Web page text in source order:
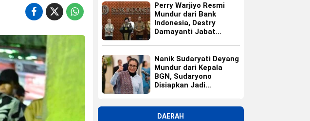
Perry Warjiyo Resmi
Mundur dari Bank
Indonesia, Destry
Damayanti Jabat
Nanik Sudaryati Deyang
Mundur dari Kepala
BGN, Sudaryono
Disiapkan Jadi
DAERAH